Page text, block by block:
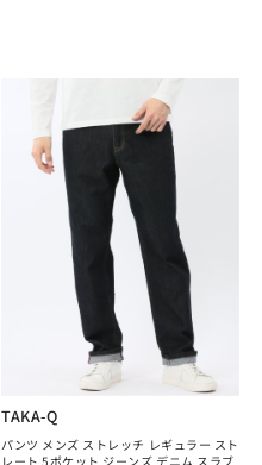
TAKA-Q
パンツ メンズ ストレッチ レギュラー スト
レート 5ポケット ジーンズ デニム スラブ